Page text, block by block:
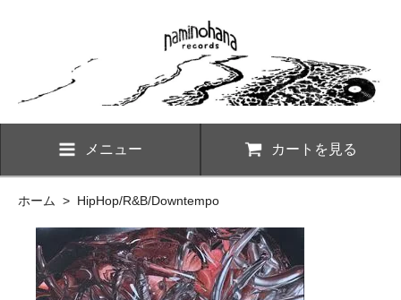
メニュー カートを見る
ホーム > HipHop/R&B/Downtempo